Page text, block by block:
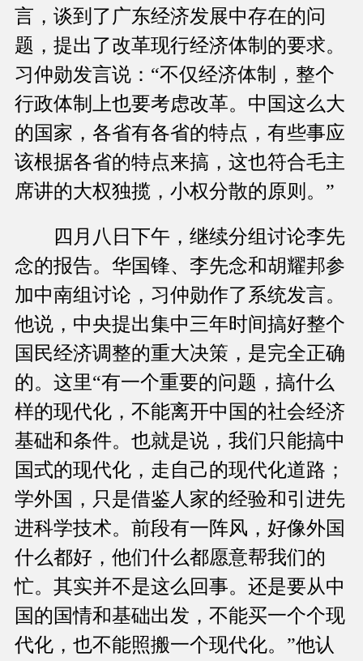
言，谈到了广东经济发展中存在的问
题，提出了改革现行经济体制的要求。
习仲勋发言说：“不仅经济体制，整个
行政体制上也要考虑改革。中国这么大
的国家，各省有各省的特点，有些事应
该根据各省的特点来搞，这也符合毛主
席讲的大权独揽，小权分散的原则。”
四月八日下午，继续分组讨论李先
念的报告。华国锋、李先念和胡耀邦参
加中南组讨论，习仲勋作了系统发言。
他说，中央提出集中三年时间搞好整个
国民经济调整的重大决策，是完全正确
的。这里“有一个重要的问题，搞什么
样的现代化，不能离开中国的社会经济
基础和条件。也就是说，我们只能搞中
国式的现代化，走自己的现代化道路；
学外国，只是借鉴人家的经验和引进先
进科学技术。前段有一阵风，好像外国
什么都好，他们什么都愿意帮我们的
忙。其实并不是这么回事。还是要从中
国的国情和基础出发，不能买一个个现
代化，也不能照搬一个现代化。”他认